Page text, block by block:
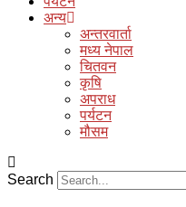
अन्य
अन्तरवार्ता
मध्य नेपाल
चितवन
कृषि
अपराध
पर्यटन
मौसम
Search